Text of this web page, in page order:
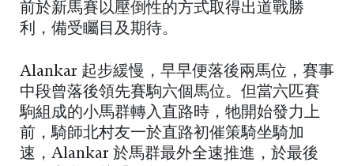
前於新馬賽以壓倒性的方式取得出道戰勝
利，備受矚目及期待。
Alankar 起步緩慢，早早便落後兩馬位，賽事
中段曾落後領先賽駒六個馬位。但當六匹賽
駒組成的小馬群轉入直路時，牠開始發力上
前，騎師北村友一於直路初催策騎坐騎加
速，Alankar 於馬群最外全速推進，於最後